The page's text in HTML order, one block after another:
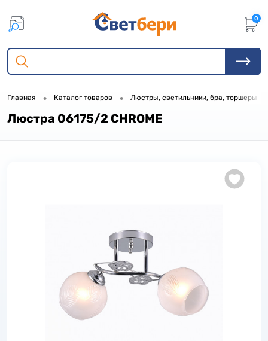
0
Главная • Каталог товаров • Люстры, светильники, бра, торшеры
Люстра 06175/2 CHROME